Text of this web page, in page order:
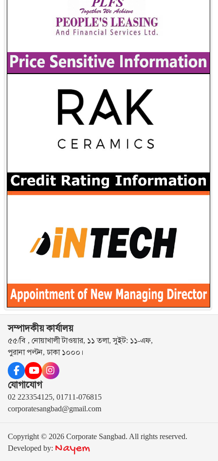
সম্পাদকীয় কার্যালয়
৫৫/বি , নোয়াখালী টাওয়ার, ১১ তলা, সুইট: ১১-এফ,
পুরানা পল্টন, ঢাকা ১০০০।
যোগাযোগ
02 223354125, 01711-076815
corporatesangbad@gmail.com
Copyright © 2026 Corporate Sangbad. All rights reserved.
Developed by: Nayem